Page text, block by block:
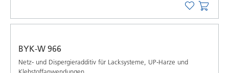
BYK-W 966
Netz- und Dispergieradditiv für Lacksysteme, UP-Harze und
Klebstoffanwendungen